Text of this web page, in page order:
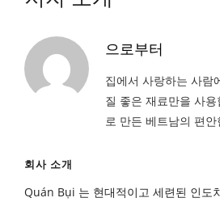
으로부터
집에서 사랑하는 사람
질 좋은 재료만을 사
로 만든 베트남의 편
회사 소개
Quán Bụi 는 현대적이고 세련된 인도